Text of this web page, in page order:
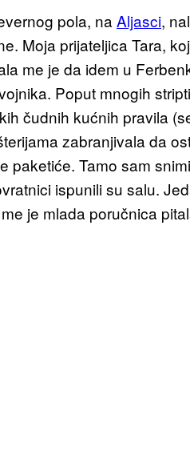
pola, na Aljasci,
Moja prijateljica Tara,
me je da idem u
Poput mnogih
čudnih kućnih pravila
zabranjivala da
paketiće. Tamo sam
ispunili su salu.
je mlada poručnica